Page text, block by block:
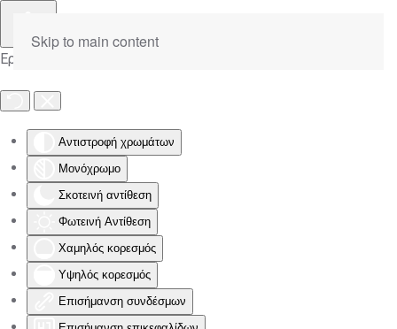
Εργαλειοθήκη Προσβασιμότητας
Αντιστροφή χρωμάτων
Μονόχρωμο
Σκοτεινή αντίθεση
Φωτεινή Αντίθεση
Χαμηλός κορεσμός
Υψηλός κορεσμός
Επισήμανση συνδέσμων
Skip to main content